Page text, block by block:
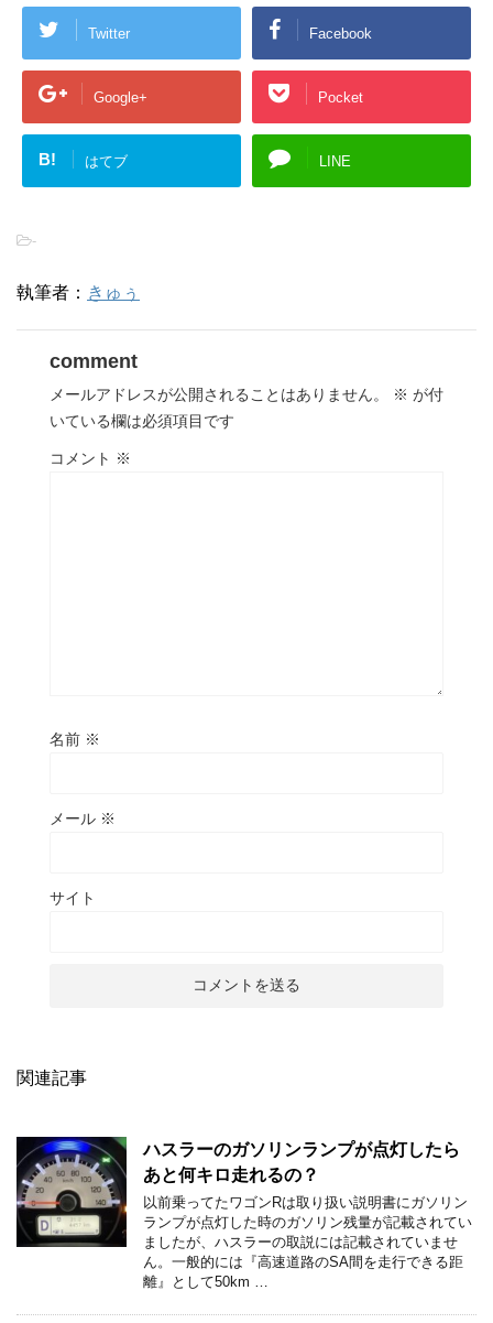
Twitter Facebook
Google+ Pocket
B! はてブ LINE
-
執筆者： きゅぅ
comment
メールアドレスが公開されることはありません。 ※ が付
いている欄は必須項目です
コメント ※
名前 ※
メール ※
サイト
関連記事
ハスラーのガソリンランプが点灯したら
あと何キロ走れるの？
以前乗ってたワゴンRは取り扱い説明書にガソリン
ランプが点灯した時のガソリン残量が記載されてい
ましたが、ハスラーの取説には記載されていませ
ん。一般的には『高速道路のSA間を走行できる距
離』として50km …